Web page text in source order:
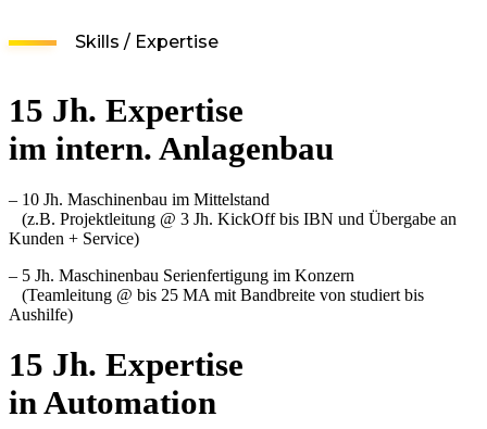
Skills / Expertise
15 Jh. Expertise
im intern. Anlagenbau
– 10 Jh. Maschinenbau im Mittelstand
(z.B. Projektleitung @ 3 Jh. KickOff bis IBN und Übergabe an
Kunden + Service)
– 5 Jh. Maschinenbau Serienfertigung im Konzern
(Teamleitung @ bis 25 MA mit Bandbreite von studiert bis
Aushilfe)
15 Jh. Expertise
in Automation